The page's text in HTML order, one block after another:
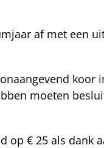
af met een
koor
moeten
op € 25 als dank